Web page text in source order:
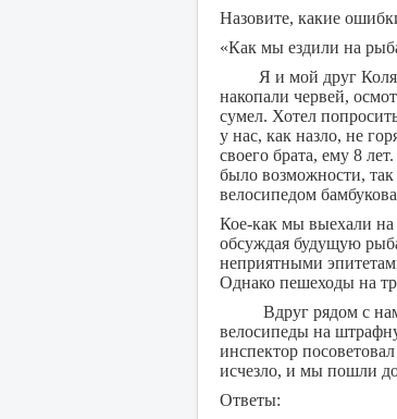
Назовите, какие
«Как мы ездили на
Я и мой друг Коля
накопали червей,
сумел. Хотел
у нас, как назло, не
своего брата, ему 8
было возможности,
велосипедом
Кое-как мы выехали на
обсуждая будущую
неприятными
Однако пешеходы на
Вдруг рядом с нами
велосипеды на
инспектор
исчезло, и мы пошли
Ответы: